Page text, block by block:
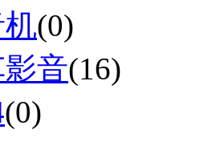
(0)
音(16)
(0)